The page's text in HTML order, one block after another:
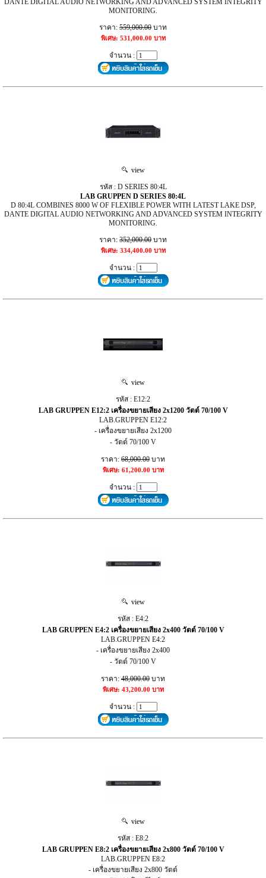
DANTE DIGITAL AUDIO NETWORKING AND ADVANCED SYSTEM INTEGRITY
MONITORING.
ราคา: 559,000.00 บาท
พิเศษ: 531,000.00 บาท
จำนวน :
view
รหัส : D SERIES 80:4L
LAB GRUPPEN D SERIES 80:4L
D 80:4L COMBINES 8000 W OF FLEXIBLE POWER WITH LATEST LAKE DSP,
DANTE DIGITAL AUDIO NETWORKING AND ADVANCED SYSTEM INTEGRITY
MONITORING.
ราคา: 352,000.00 บาท
พิเศษ: 334,400.00 บาท
จำนวน :
view
รหัส : E12:2
LAB GRUPPEN E12:2 เครื่องขยายเสียง 2x1200 วัตต์ 70/100 V
LAB.GRUPPEN E12:2
- เครื่องขยายเสียง 2x1200
- วัตต์ 70/100 V
ราคา: 68,000.00 บาท
พิเศษ: 61,200.00 บาท
จำนวน :
view
รหัส : E4:2
LAB GRUPPEN E4:2 เครื่องขยายเสียง 2x400 วัตต์ 70/100 V
LAB.GRUPPEN E4:2
- เครื่องขยายเสียง 2x400
- วัตต์ 70/100 V
ราคา: 48,000.00 บาท
พิเศษ: 43,200.00 บาท
จำนวน :
view
รหัส : E8:2
LAB GRUPPEN E8:2 เครื่องขยายเสียง 2x800 วัตต์ 70/100 V
LAB.GRUPPEN E8:2
- เครื่องขยายเสียง 2x800 วัตต์